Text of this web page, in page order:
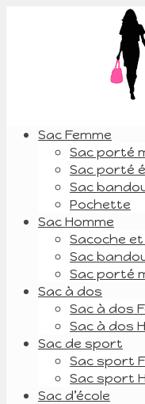
Sac Femme
Sac porté
Sac porté
Sac
Pochette
Sac Homme
Sacoche
Sac
Sac porté
Sac à dos
Sac à dos
Sac à dos
Sac de sport
Sac sport
Sac sport
Sac d’école